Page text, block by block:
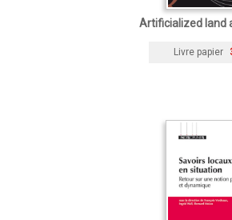
Artificialized land
Livre papier